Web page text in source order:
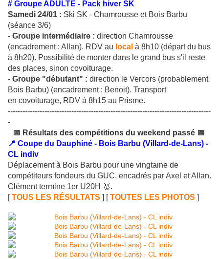
# Groupe ADULTE - Pack hiver SK
Samedi 24/01 : Ski SK - Chamrousse et Bois Barbu
(séance 3/6)
- Groupe intermédiaire : direction Chamrousse
(encadrement : Allan). RDV au local à 8h10 (départ du bus
à 8h20). Possibilité de monter dans le grand bus s'il reste
des places, sinon covoiturage.
- Groupe "débutant" : direction le Vercors (probablement
Bois Barbu) (encadrement : Benoit). Transport
en covoiturage, RDV à 8h15 au Prisme.
-----------------------------------------------------------------------------------
-
📅 Résultats des compétitions du weekend passé 📅
📍 Coupe du Dauphiné - Bois Barbu (Villard-de-Lans) -
CL indiv
Déplacement à Bois Barbu pour une vingtaine de
compétiteurs fondeurs du GUC, encadrés par Axel et Allan.
Clément termine 1er U20H 🥇.
[TOUS LES RÉSULTATS ] [TOUTES LES PHOTOS ]